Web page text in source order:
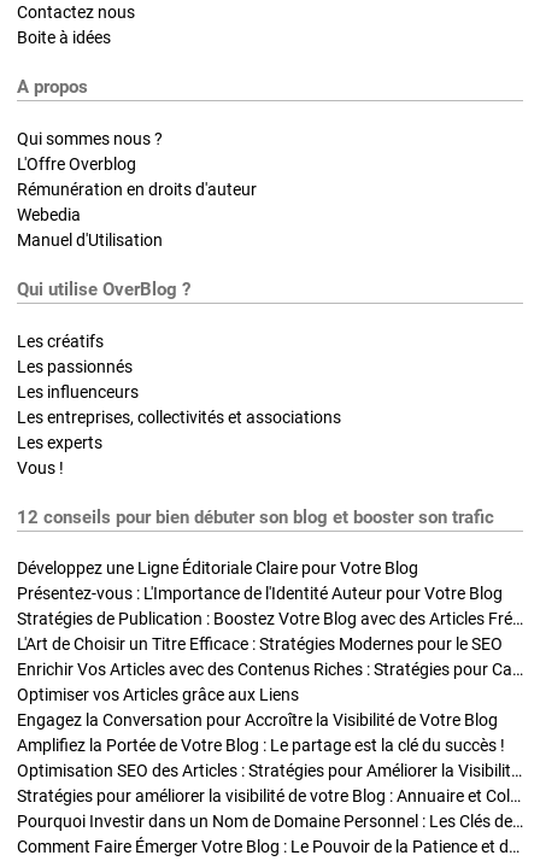
Contactez nous
Boite à idées
A propos
Qui sommes nous ?
L'Offre Overblog
Rémunération en droits d'auteur
Webedia
Manuel d'Utilisation
Qui utilise OverBlog ?
Les créatifs
Les passionnés
Les influenceurs
Les entreprises, collectivités et associations
Les experts
Vous !
12 conseils pour bien débuter son blog et booster son trafic
Développez une Ligne Éditoriale Claire pour Votre Blog
Présentez-vous : L'Importance de l'Identité Auteur pour Votre Blog
Stratégies de Publication : Boostez Votre Blog avec des Articles Fréquents et Exclusifs
L'Art de Choisir un Titre Efficace : Stratégies Modernes pour le SEO
Enrichir Vos Articles avec des Contenus Riches : Stratégies pour Captiver et Optimiser
Optimiser vos Articles grâce aux Liens
Engagez la Conversation pour Accroître la Visibilité de Votre Blog
Amplifiez la Portée de Votre Blog : Le partage est la clé du succès !
Optimisation SEO des Articles : Stratégies pour Améliorer la Visibilité de Votre Blog
Stratégies pour améliorer la visibilité de votre Blog : Annuaire et Collaborations
Pourquoi Investir dans un Nom de Domaine Personnel : Les Clés de la Réussite de Votre Blog
Comment Faire Émerger Votre Blog : Le Pouvoir de la Patience et de la Persévérance